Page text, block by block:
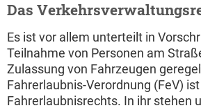
Das
Es ist vor allem unterteilt in
Teilnahme von Personen am
Zulassung von Fahrzeugen
Fahrerlaubnis-Verordnung (FeV)
Fahrerlaubnisrechts. In ihr stehen